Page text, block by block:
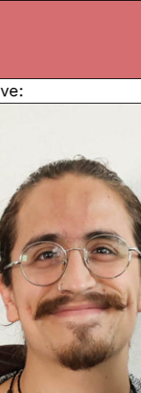
FILM
en América
del cine.
un
. . futuras
Kino.
einen